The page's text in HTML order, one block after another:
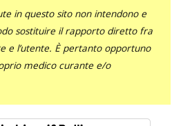
in questo sito non intendono e
sostituire il rapporto diretto fra
e l’utente. È pertanto opportuno
medico curante e/o